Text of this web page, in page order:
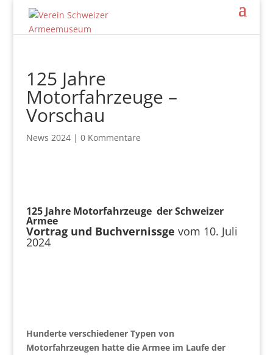
125 Jahre
Motorfahrzeuge –
Vorschau
News 2024| 0 Kommentare
125 Jahre Motorfahrzeuge der Schweizer
Armee
Vortrag und Buchvernissge vom 10. Juli
2024
Hunderte verschiedener Typen von
Motorfahrzeugen hatte die Armee im Laufe der